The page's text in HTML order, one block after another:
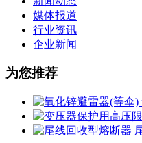
媒体报道
行业资讯
企业新闻
为您推荐